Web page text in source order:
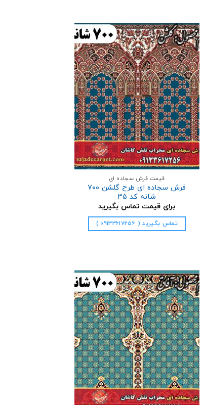
افزودن
به
علاقه
مندی
ها
قیمت فرش سجاده ای
فرش سجاده ای طرح گلشن ۷۰۰
شانه کد ۳۵
برای قیمت تماس بگیرید
تماس بگیرید ( 09133617256 )
افزودن
به
علاقه
مندی
ها